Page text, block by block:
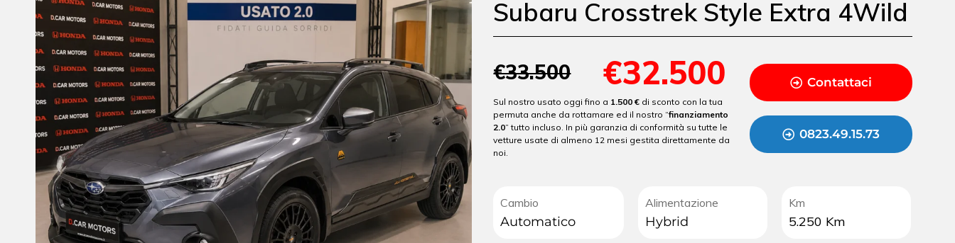
Subaru Crosstrek Style Extra 4Wild
€33.500 €32.500
Sul nostro usato oggi fino a 1.500 € di sconto con la tua
permuta anche da rottamare ed il nostro “finanziamento
2.0” tutto incluso. In più garanzia di conformità su tutte le
vetture usate di almeno 12 mesi gestita direttamente da
noi.
Contattaci
0823.49.15.73
Cambio
Automatico
Alimentazione
Hybrid
Km
5.250 Km